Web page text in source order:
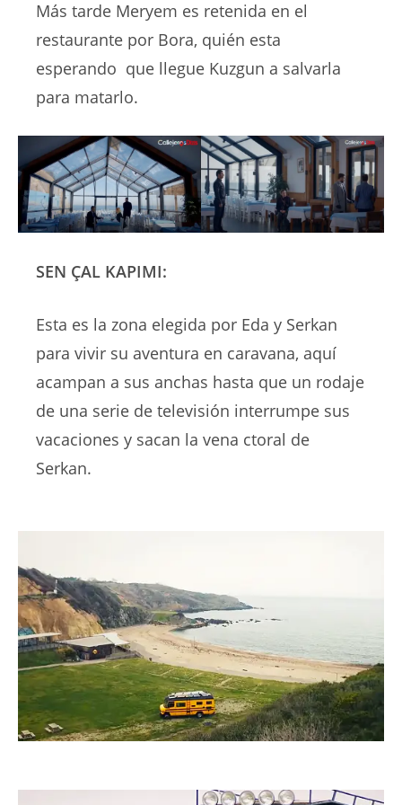
Más tarde Meryem es retenida en el
restaurante por Bora, quién esta
esperando que llegue Kuzgun a salvarla
para matarlo.
SEN ÇAL KAPIMI:
Esta es la zona elegida por Eda y Serkan
para vivir su aventura en caravana, aquí
acampan a sus anchas hasta que un rodaje
de una serie de televisión interrumpe sus
vacaciones y sacan la vena ctoral de
Serkan.